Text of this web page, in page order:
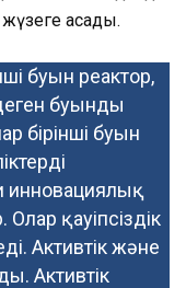
жүзеге асады.
буын реактор,
буынды
бірінші буын
инновациялық
қауіпсіздік
Активтік және
Активтік